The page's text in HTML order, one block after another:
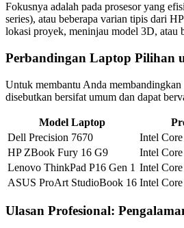
Fokusnya adalah pada prosesor yang
series), atau beberapa varian tipis dari
lokasi proyek, meninjau model 3D, atau
Perbandingan Laptop Pilihan
Untuk membantu Anda
disebutkan bersifat umum dan dapat
Model Laptop
Dell Precision 7670
Intel
HP ZBook Fury 16 G9
Intel
Lenovo ThinkPad P16 Gen 1 Intel
ASUS ProArt StudioBook 16 Intel
Ulasan Profesional: